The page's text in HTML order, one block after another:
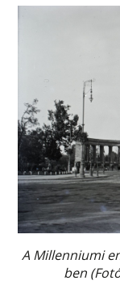
A Millenniumi
ben